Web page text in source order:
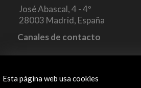
José Abascal, 4 - 4º
28003 Madrid, España
Canales de contacto
Institucional
Esta página web usa cookies